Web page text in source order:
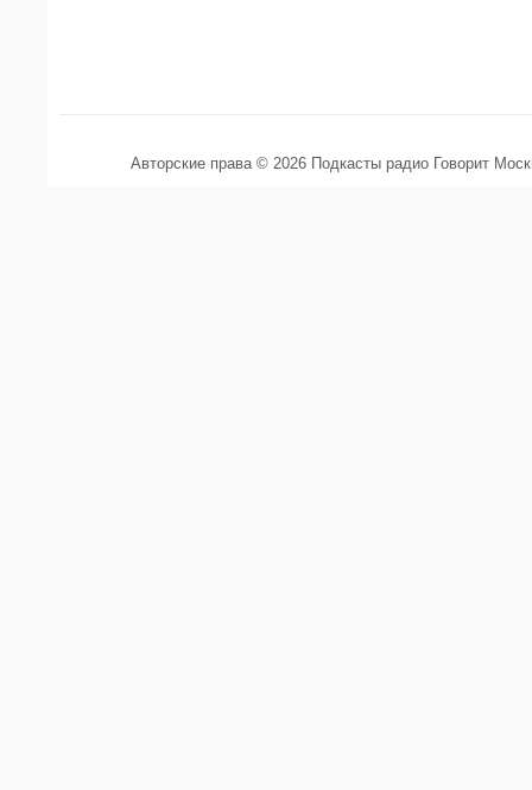
Авторские права © 2026 Подкасты радио Говорит